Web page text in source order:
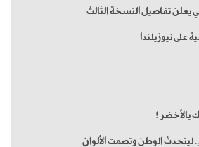
يعلن تفاصيل النسخة الثالث
على نيوزيلندا
يالأخضر !
ليتحدث الوطن وتصمت الألوان